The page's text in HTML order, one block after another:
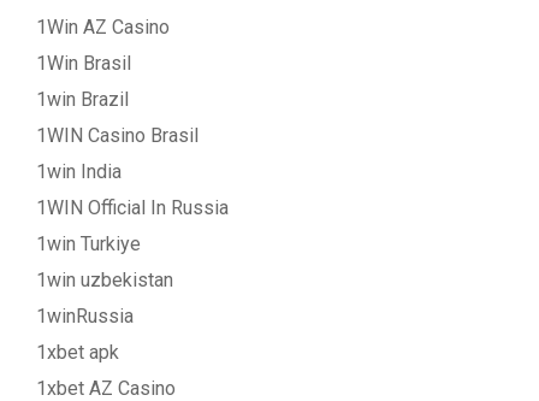
1Win AZ Casino
1Win Brasil
1win Brazil
1WIN Casino Brasil
1win India
1WIN Official In Russia
1win Turkiye
1win uzbekistan
1winRussia
1xbet apk
1xbet AZ Casino